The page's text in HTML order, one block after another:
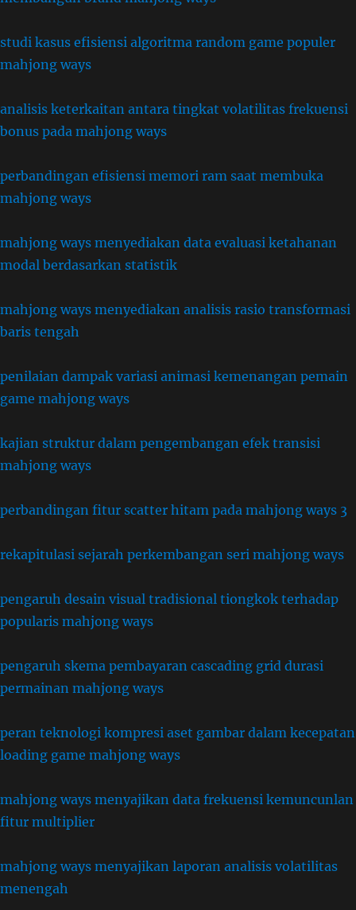
studi kasus efisiensi algoritma random game populer
mahjong ways
analisis keterkaitan antara tingkat volatilitas frekuensi
bonus pada mahjong ways
perbandingan efisiensi memori ram saat membuka
mahjong ways
mahjong ways menyediakan data evaluasi ketahanan
modal berdasarkan statistik
mahjong ways menyediakan analisis rasio transformasi
baris tengah
penilaian dampak variasi animasi kemenangan pemain
game mahjong ways
kajian struktur dalam pengembangan efek transisi
mahjong ways
perbandingan fitur scatter hitam pada mahjong ways 3
rekapitulasi sejarah perkembangan seri mahjong ways
pengaruh desain visual tradisional tiongkok terhadap
popularis mahjong ways
pengaruh skema pembayaran cascading grid durasi
permainan mahjong ways
peran teknologi kompresi aset gambar dalam kecepatan
loading game mahjong ways
mahjong ways menyajikan data frekuensi kemuncunlan
fitur multiplier
mahjong ways menyajikan laporan analisis volatilitas
menengah